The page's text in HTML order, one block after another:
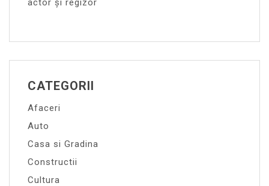
CATEGORII
Afaceri
Auto
Casa si Gradina
Constructii
Cultura